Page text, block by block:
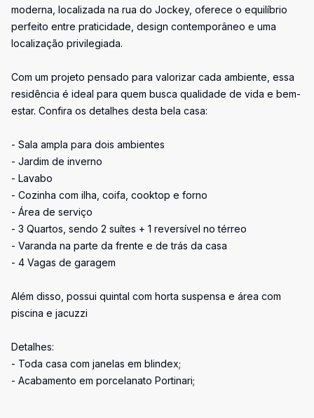
moderna, localizada na rua do Jockey, oferece o equilíbrio
perfeito entre praticidade, design contemporâneo e uma
localização privilegiada.
Com um projeto pensado para valorizar cada ambiente, essa
residência é ideal para quem busca qualidade de vida e bem-
estar. Confira os detalhes desta bela casa:
- Sala ampla para dois ambientes
- Jardim de inverno
- Lavabo
- Cozinha com ilha, coifa, cooktop e forno
- Área de serviço
- 3 Quartos, sendo 2 suítes + 1 reversível no térreo
- Varanda na parte da frente e de trás da casa
- 4 Vagas de garagem
Além disso, possui quintal com horta suspensa e área com
piscina e jacuzzi
Detalhes:
- Toda casa com janelas em blindex;
- Acabamento em porcelanato Portinari;